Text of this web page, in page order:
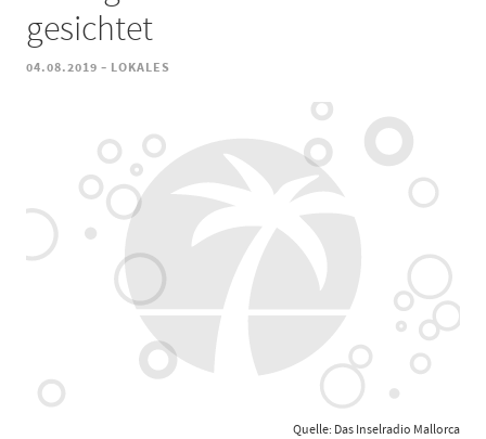
gesichtet
04.08.2019 - LOKALES
Quelle: Das Inselradio Mallorca